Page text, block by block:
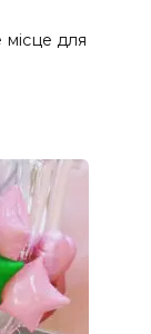
для